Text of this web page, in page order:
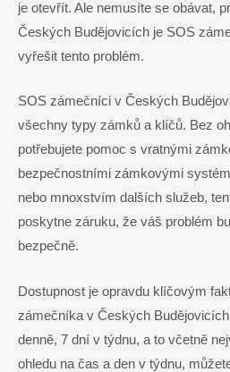
je otevřít. Ale nemusíte se obávat,
Českých Budějovicích je SOS
vyřešit tento problém.
SOS zámečníci v Českých
všechny typy zámků a klíčů. Bez
potřebujete pomoc s vratnými
bezpečnostními zámkovými
nebo mnoxstvím dalších služeb,
poskytne záruku, že váš problém
bezpečně.
Dostupnost je opravdu klíčovým
zámečníka v Českých
denně, 7 dní v týdnu, a to včetně
ohledu na čas a den v týdnu,